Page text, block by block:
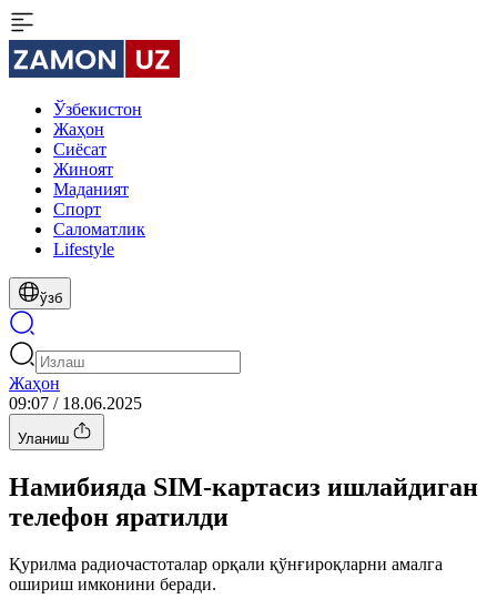
Ўзбекистон
Жаҳон
Сиёсат
Жиноят
Маданият
Спорт
Cаломатлик
Lifestyle
ўзб
Жаҳон
09:07 / 18.06.2025
Уланиш
Намибияда SIM-картасиз ишлайдиган
телефон яратилди
Қурилма радиочастоталар орқали қўнғироқларни амалга
ошириш имконини беради.